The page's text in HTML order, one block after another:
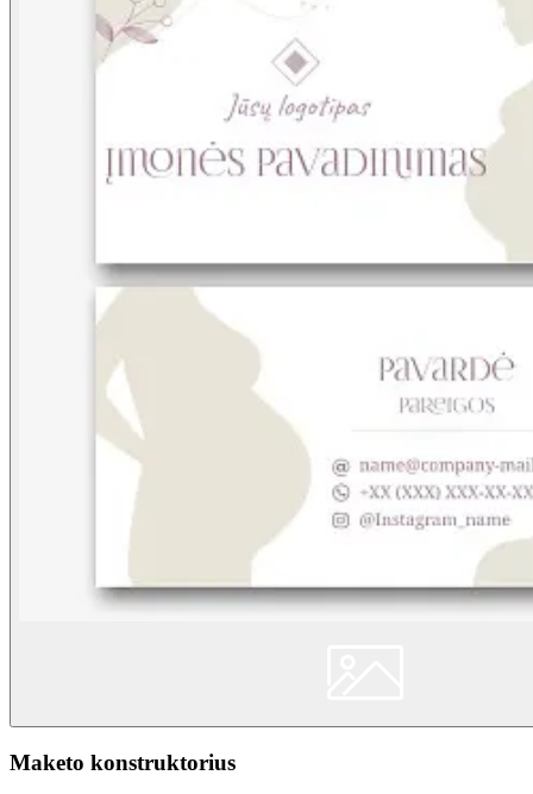
Maketo konstruktorius